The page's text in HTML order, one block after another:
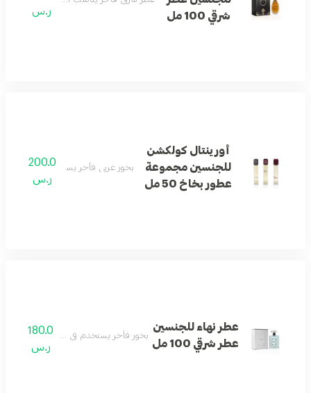
شرقي 100 مل
ر.س
أورينتال كولكشن
للجنسين مجموعة
عطور بخاخ 50 مل
بخور عربي فاخر يستخدم لتعطير
200.0
ر.س
عطر نهاء للجنسين
عطر شرقي 100 مل
بخور فاخر يستخدم في المنازل والمناسبات
180.0
ر.س